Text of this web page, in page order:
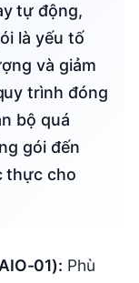
là yếu tố
và giảm
trình đóng
bộ quá
gói đến
thực cho
01): Phù